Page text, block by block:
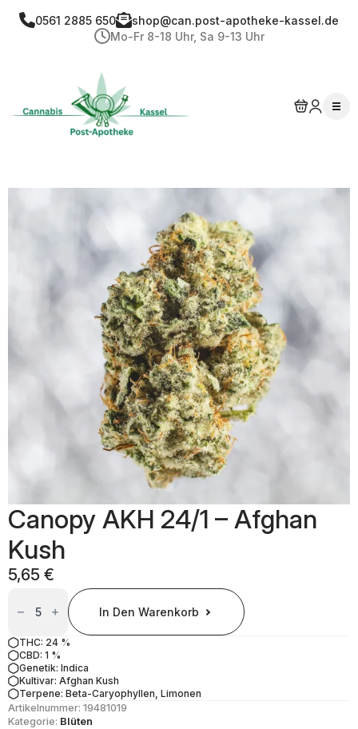
0561 2885 650
shop@can.post-apotheke-kassel.de
Mo-Fr 8-18 Uhr, Sa 9-13 Uhr
Canopy AKH 24/1 – Afghan
Kush
5,65 €
24/1
Afghan
Kush
Menge
In Den Warenkorb
THC: 24 %
CBD: 1 %
Genetik: Indica
Kultivar: Afghan Kush
Terpene: Beta-Caryophyllen, Limonen
Artikelnummer: 19481019
Kategorie: Blüten